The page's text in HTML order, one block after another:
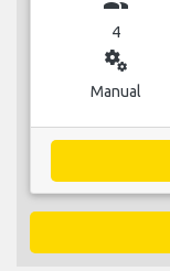
4
miscellaneous_services
Manual